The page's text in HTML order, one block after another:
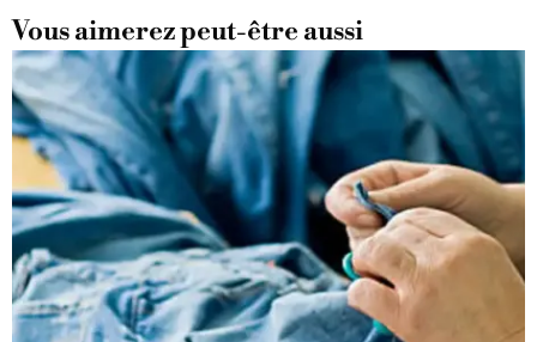
Vous aimerez peut-être aussi